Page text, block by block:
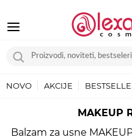
NOVO AKCIJE
MAKEUP
Balzam za usne